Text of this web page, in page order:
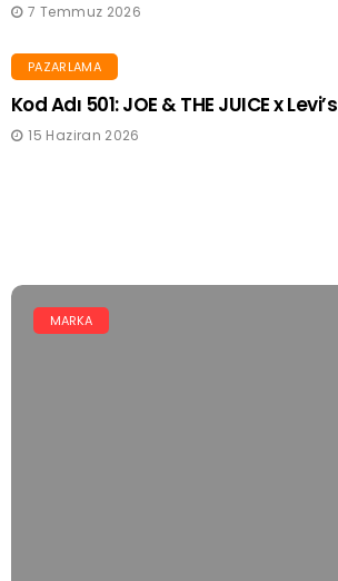
7 Temmuz 2026
PAZARLAMA
Kod Adı 501: JOE & THE JUICE x Levi’s
15 Haziran 2026
MARKA